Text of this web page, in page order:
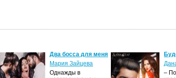
Два босса для меня
Мария Зайцева
Однажды в
–